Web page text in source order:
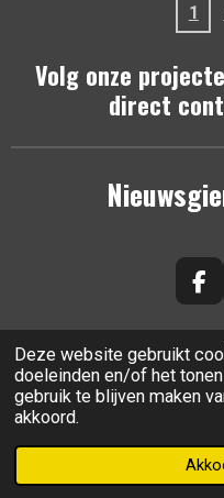
Deze website gebruikt
doeleinden en/of het
gebruik te blijven maken
akkoord.
1
Volg onze
direct
F
a
c
e
b
o
© 2024 Klus- en
Powered byJouwWeb